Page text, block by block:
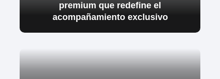
premium que redefine el
acompañamiento exclusivo